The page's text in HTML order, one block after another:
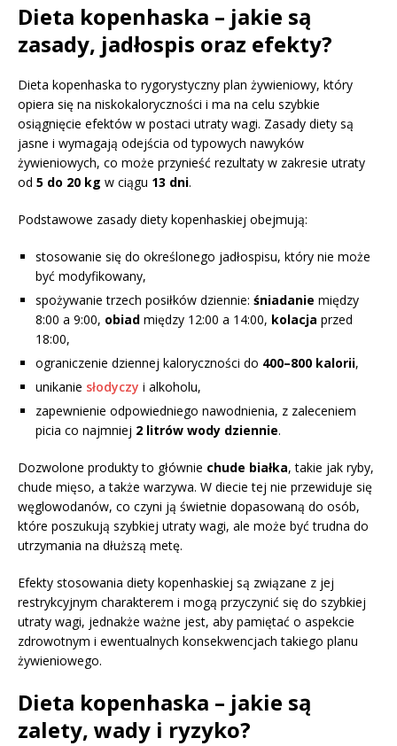
Dieta kopenhaska – jakie są
zasady, jadłospis oraz efekty?
Dieta kopenhaska to rygorystyczny plan żywieniowy, który
opiera się na niskokaloryczności i ma na celu szybkie
osiągnięcie efektów w postaci utraty wagi. Zasady diety są
jasne i wymagają odejścia od typowych nawyków
żywieniowych, co może przynieść rezultaty w zakresie utraty
od 5 do 20 kg w ciągu 13 dni.
Podstawowe zasady diety kopenhaskiej obejmują:
stosowanie się do określonego jadłospisu, który nie może
być modyfikowany,
spożywanie trzech posiłków dziennie: śniadanie między
8:00 a 9:00, obiad między 12:00 a 14:00, kolacja przed
18:00,
ograniczenie dziennej kaloryczności do 400–800 kalorii,
unikanie słodyczy i alkoholu,
zapewnienie odpowiedniego nawodnienia, z zaleceniem
picia co najmniej 2 litrów wody dziennie.
Dozwolone produkty to głównie chude białka, takie jak ryby,
chude mięso, a także warzywa. W diecie tej nie przewiduje się
węglowodanów, co czyni ją świetnie dopasowaną do osób,
które poszukują szybkiej utraty wagi, ale może być trudna do
utrzymania na dłuższą metę.
Efekty stosowania diety kopenhaskiej są związane z jej
restrykcyjnym charakterem i mogą przyczynić się do szybkiej
utraty wagi, jednakże ważne jest, aby pamiętać o aspekcie
zdrowotnym i ewentualnych konsekwencjach takiego planu
żywieniowego.
Dieta kopenhaska – jakie są
zalety, wady i ryzyko?